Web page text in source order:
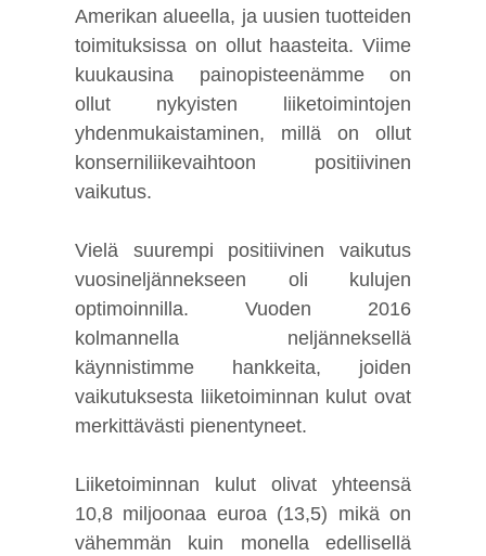
Amerikan alueella, ja uusien tuotteiden
toimituksissa on ollut haasteita. Viime
kuukausina painopisteenämme on
ollut nykyisten liiketoimintojen
yhdenmukaistaminen, millä on ollut
konserniliikevaihtoon positiivinen
vaikutus.
Vielä suurempi positiivinen vaikutus
vuosineljännekseen oli kulujen
optimoinnilla. Vuoden 2016
kolmannella neljänneksellä
käynnistimme hankkeita, joiden
vaikutuksesta liiketoiminnan kulut ovat
merkittävästi pienentyneet.
Liiketoiminnan kulut olivat yhteensä
10,8 miljoonaa euroa (13,5) mikä on
vähemmän kuin monella edellisellä